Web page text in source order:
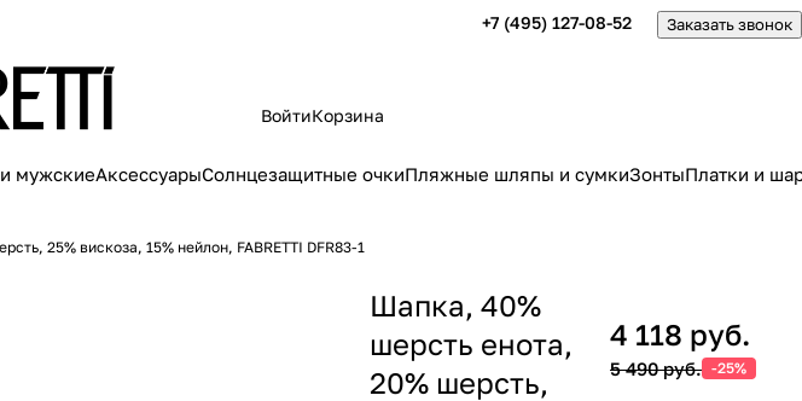
+7 (495) 127-08-52 Заказать звонок
ВойтиКорзина
мужскиеАксессуарыСолнцезащитные очкиПляжные шляпы и сумкиЗонтыПлатки и
25% вискоза, 15% нейлон, FABRETTI DFR83-1
Шапка, 40%
шерсть енота,
20% шерсть,
4 118 руб.
5 490 руб. -25%